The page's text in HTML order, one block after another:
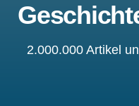
2.000.000 Artikel